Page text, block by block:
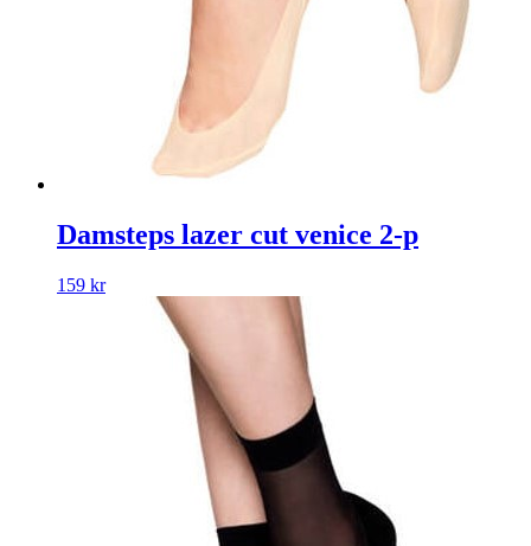
Damsteps lazer cut venice 2-p
159 kr